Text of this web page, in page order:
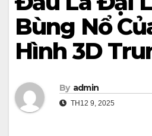
Bùng Nổ
Hình 3D
By admin
TH12 9, 2025